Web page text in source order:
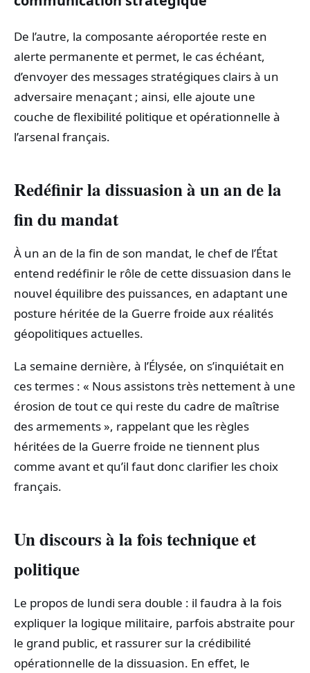
De l’autre, la composante aéroportée reste en
alerte permanente et permet, le cas échéant,
d’envoyer des messages stratégiques clairs à un
adversaire menaçant ; ainsi, elle ajoute une
couche de flexibilité politique et opérationnelle à
l’arsenal français.
Redéfinir la dissuasion à un an de la
fin du mandat
À un an de la fin de son mandat, le chef de l’État
entend redéfinir le rôle de cette dissuasion dans le
nouvel équilibre des puissances, en adaptant une
posture héritée de la Guerre froide aux réalités
géopolitiques actuelles.
La semaine dernière, à l’Élysée, on s’inquiétait en
ces termes : « Nous assistons très nettement à une
érosion de tout ce qui reste du cadre de maîtrise
des armements », rappelant que les règles
héritées de la Guerre froide ne tiennent plus
comme avant et qu’il faut donc clarifier les choix
français.
Un discours à la fois technique et
politique
Le propos de lundi sera double : il faudra à la fois
expliquer la logique militaire, parfois abstraite pour
le grand public, et rassurer sur la crédibilité
opérationnelle de la dissuasion. En effet, le